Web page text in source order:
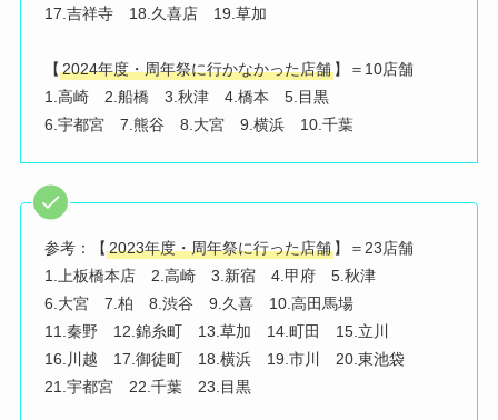
17.吉祥寺 18.久喜店 19.草加
【 2024年度・周年祭に行かなかった店舗】＝10店舗
1.高崎 2.船橋 3.秋津 4.橋本 5.目黒
6.宇都宮 7.熊谷 8.大宮 9.横浜 10.千葉
参考：【 2023年度・周年祭に行った店舗】＝23店舗
1.上板橋本店 2.高崎 3.新宿 4.甲府 5.秋津
6.大宮 7.柏 8.渋谷 9.久喜 10.高田馬場
11.秦野 12.錦糸町 13.草加 14.町田 15.立川
16.川越 17.御徒町 18.横浜 19.市川 20.東池袋
21.宇都宮 22.千葉 23.目黒